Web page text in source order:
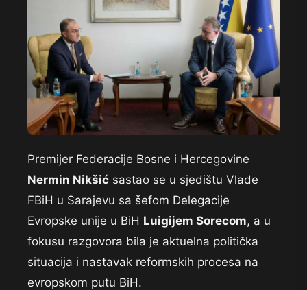
Premijer Federacije Bosne i Hercegovine
Nermin Nikšić sastao se u sjedištu Vlade
FBiH u Sarajevu sa šefom Delegacije
Evropske unije u BiH Luigijem Sorecom, a u
fokusu razgovora bila je aktuelna politička
situacija i nastavak reformskih procesa na
evropskom putu BiH.